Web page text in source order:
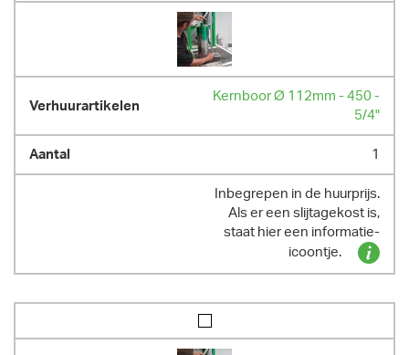
Kernboor Ø 112mm - 450 -
5/4"
1
Inbegrepen in de huurprijs.
Als er een slijtagekost is,
staat hier een informatie-
icoontje.